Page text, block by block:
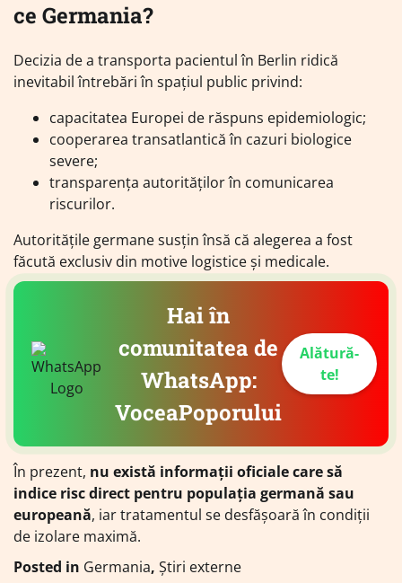
ce Germania?
Decizia de a transporta pacientul în Berlin ridică
inevitabil întrebări în spațiul public privind:
capacitatea Europei de răspuns epidemiologic;
cooperarea transatlantică în cazuri biologice
severe;
transparența autorităților în comunicarea
riscurilor.
Autoritățile germane susțin însă că alegerea a fost
făcută exclusiv din motive logistice și medicale.
Hai în
comunitatea de
WhatsApp:
VoceaPoporului
Alătură-
te!
În prezent, nu există informații oficiale care să
indice risc direct pentru populația germană sau
europeană, iar tratamentul se desfășoară în condiții
de izolare maximă.
Posted in Germania, Știri externe